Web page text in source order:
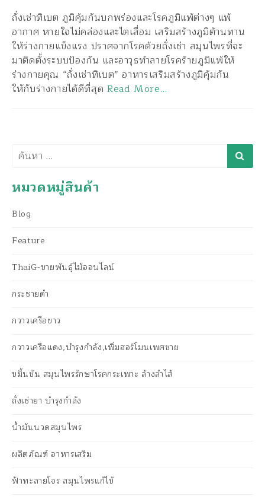
ถั่งเช่าทิเบต ภูมิคุ้มกันบกพร่องและโรคภูมิแพ้ต่างๆ แพ้
อากาศ หายใจไม่คล่องและไตเสื่อม เสริมสร้างภูมิต้านทาน
ให้ร่างกายแข็งแรง ปราศจากโรคด้วยถั่งเช่า สมุนไพรที่จะ
มาติดตั้งระบบป้องกัน และอาวุธทำลายโรคร้ายภูมิแพ้ให้
ร่างกายคุณ “ถั่งเช่าทิเบต” อาหารเสริมสร้างภูมิคุ้มกัน
ใหักับร่างกายได้ดีที่สุด Read More…
ค้นหา
หมวดหมู่สินค้า
Blog
Feature
ThaiG-ขายพันธุ์ไม้ออนไลน์
กระชายดำ
กวาวเครือขาว
กวาวเครือแดง,บำรุงกำลัง,เพิ่มฮอร์โมนเพศชาย
ขมิ้นชัน สมุนไพรรักษาโรคกระเพาะ ล้างลำไส้
ถั่งเช่ายา บำรุงกำลัง
น้ำมันนวดสมุนไพร
ผลิตภัณฑ์ อาหารเสริม
ฟ้าทะลายโจร สมุนไพรแก้ไข้